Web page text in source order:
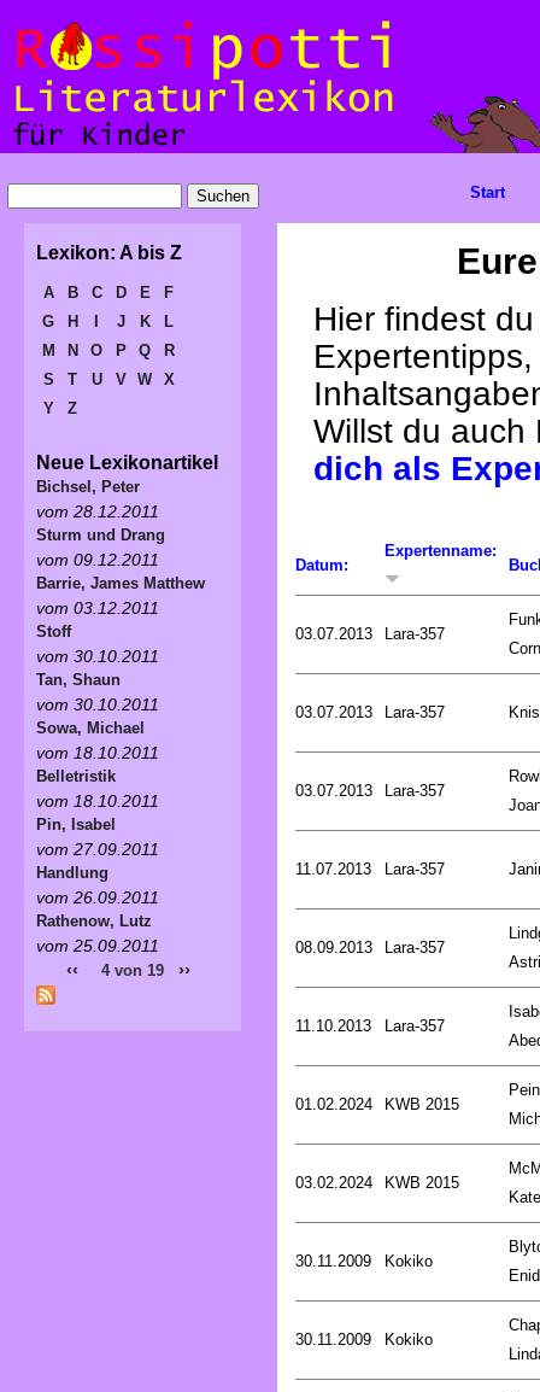
Hier findest
Willst du
dich als
Datum:
Expertenname:
03.07.2013 Lara-357
03.07.2013 Lara-357
03.07.2013 Lara-357
11.07.2013 Lara-357
08.09.2013 Lara-357
11.10.2013 Lara-357
01.02.2024 KWB 2015
03.02.2024 KWB 2015
Kate
30.11.2009 Kokiko
Enid
30.11.2009 Kokiko
Start
Lexikon: A bis Z
A B C D E
F
G
H J K
L
M
N O P Q
R
S
T U V W
X
Y
Z
Neue Lexikonartikel
Bichsel, Peter
vom 28.12.2011
Sturm und Drang
vom 09.12.2011
Barrie, James Matthew
vom 03.12.2011
Stoff
vom 30.10.2011
Tan, Shaun
vom 30.10.2011
Sowa, Michael
vom 18.10.2011
Belletristik
vom 18.10.2011
Pin, Isabel
vom 27.09.2011
Handlung
vom 26.09.2011
Rathenow, Lutz
vom 25.09.2011
‹‹ 4 von 19 ››